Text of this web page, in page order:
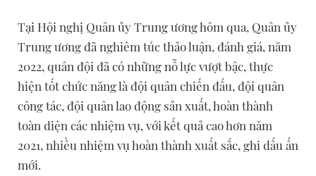
Tại Hội nghị Quân ủy Trung ương hôm qua, Quân ủy
Trung ương đã nghiêm túc thảo luận, đánh giá, năm
2022, quân đội đã có những nỗ lực vượt bậc, thực
hiện tốt chức năng là đội quân chiến đấu, đội quân
công tác, đội quân lao động sản xuất, hoàn thành
toàn diện các nhiệm vụ, với kết quả cao hơn năm
2021, nhiều nhiệm vụ hoàn thành xuất sắc, ghi dấu ấn
mới.